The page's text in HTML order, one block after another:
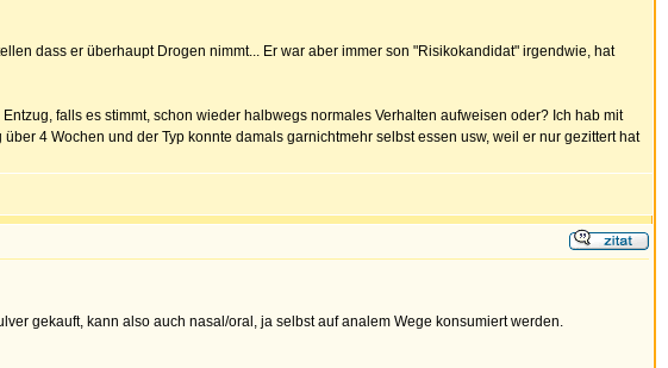
dass er überhaupt Drogen nimmt... Er war aber immer son "Risikokandidat" irgendwie, hat
falls es stimmt, schon wieder halbwegs normales Verhalten aufweisen oder? Ich hab mit
4 Wochen und der Typ konnte damals garnichtmehr selbst essen usw, weil er nur gezittert hat
gekauft, kann also auch nasal/oral, ja selbst auf analem Wege konsumiert werden.